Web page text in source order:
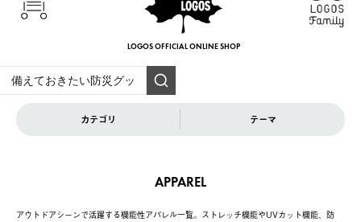
LOGOS OFFICIAL ONLINE SHOP
カテゴリ テーマ
APPAREL
アウトドアシーンで活躍する機能性アパレル一覧。ストレッチ機能やUVカット機能、防